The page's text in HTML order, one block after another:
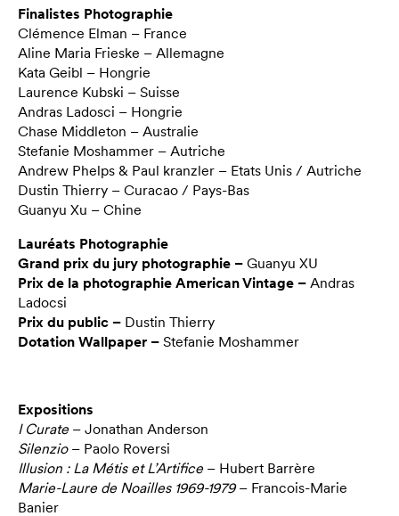
Finalistes Photographie
Clémence Elman – France
Aline Maria Frieske – Allemagne
Kata Geibl – Hongrie
Laurence Kubski – Suisse
Andras Ladosci – Hongrie
Chase Middleton – Australie
Stefanie Moshammer – Autriche
Andrew Phelps & Paul kranzler – Etats Unis / Autriche
Dustin Thierry – Curacao / Pays-Bas
Guanyu Xu – Chine
Lauréats Photographie
Grand prix du jury photographie – Guanyu XU
Prix de la photographie American Vintage – Andras
Ladocsi
Prix du public – Dustin Thierry
Dotation Wallpaper – Stefanie Moshammer
Expositions
I Curate – Jonathan Anderson
Silenzio– Paolo Roversi
Illusion : La Métis et L’Artifice – Hubert Barrère
Marie-Laure de Noailles 1969-1979– Francois-Marie
Banier